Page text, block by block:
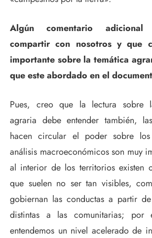
Algún comentario
compartir con nosotros y que
importante sobre la temática
que este abordado en el
Pues, creo que la lectura sobre
agraria debe entender también,
hacen circular el poder sobre
análisis macroeconómicos son muy
al interior de los territorios existen
que suelen no ser tan visibles,
gobiernan las conductas a partir
distintas a las comunitarias; por
entendemos un nivel acelerado de